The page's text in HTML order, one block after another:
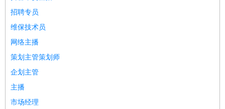
招聘专员
维保技术员
网络主播
策划主管策划师
企划主管
主播
市场经理